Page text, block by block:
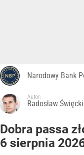
Narodowy Bank
Autor:
Radosław Święcki
Dobra passa
6 sierpnia